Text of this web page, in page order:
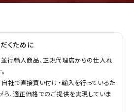
くために
並行輸入商品、正規代理店からの仕入れ
自社で直接買い付け・輸入を行っているた
ら、適正価格でのご提供を実現していま